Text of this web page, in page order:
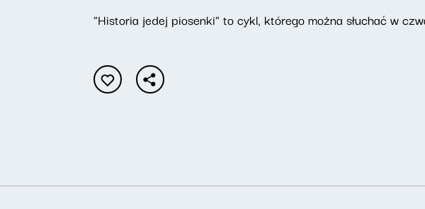
"Historia jedej piosenki" to cykl, którego można słuchać w